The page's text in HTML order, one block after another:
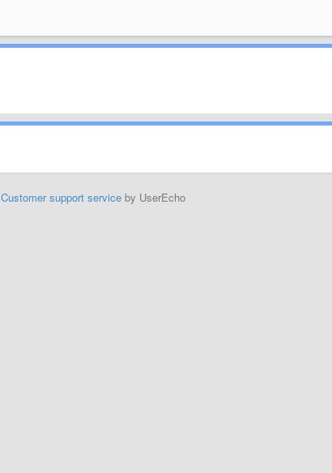
Customer support serviceby UserEcho